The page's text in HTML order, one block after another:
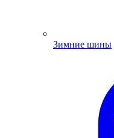
Зимние шины